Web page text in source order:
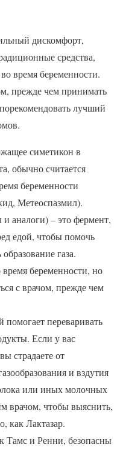
дискомфорт,
средства,
время беременности.
прежде чем принимать
лучший
симетикон в
обычно считается
беременности
Метеоспазмил).
и аналоги) – это фермент,
едой, чтобы помочь
газа.
беременности, но
с врачом, прежде чем
помогает переваривать
Если у вас
страдаете от
и вздутия
или иных молочных
врачом, чтобы выяснить,
как Лактазар.
Тамс и Ренни, безопасны